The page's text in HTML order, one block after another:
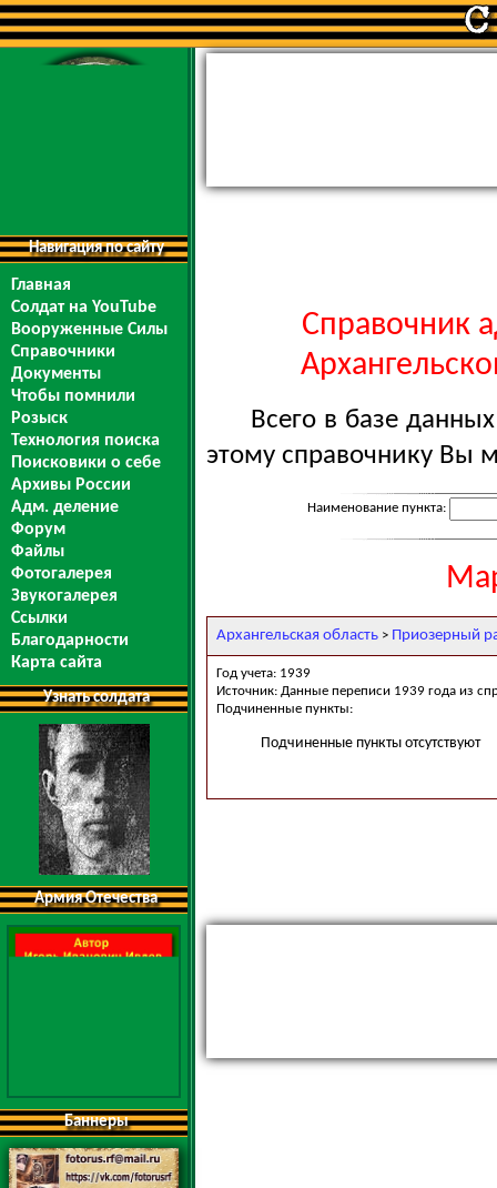
Навигация по сайту
Главная
Солдат на YouTube
Вооруженные Силы
Справочники
Документы
Чтобы помнили
Розыск
Технология поиска
Поисковики о себе
Архивы России
Адм. деление
Форум
Файлы
Фотогалерея
Звукогалерея
Ссылки
Благодарности
Карта сайта
Узнать солдата
Армия Отечества
Баннеры
Справочник
Всего в базе
этому справочнику Вы
Наименование пункта:
Архангельская область > Приозерный
Год учета: 1939
Источник: Данные переписи 1939 года из
Подчиненные пункты:
Подчиненные пункты отсутствуют